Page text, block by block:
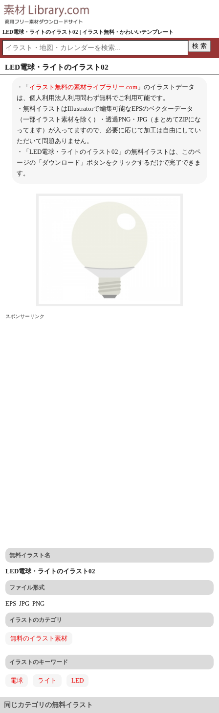
LED電球・ライトのイラスト02 | イラスト無料・かわいいテンプレート
LED電球・ライトのイラスト02
・「イラスト無料の素材ライブラリー.com」のイラストデータ
は、個人利用法人利用問わず無料でご利用可能です。
・無料イラストはIllustratorで編集可能なEPSのベクターデータ
（一部イラスト素材を除く）・透過PNG・JPG（まとめてZIPにな
ってます）が入ってますので、必要に応じて加工は自由にしてい
ただいて問題ありません。
・「LED電球・ライトのイラスト02」の無料イラストは、このペ
ージの「ダウンロード」ボタンをクリックするだけで完了できま
す。
スポンサーリンク
無料イラスト名
LED電球・ライトのイラスト02
ファイル形式
EPSJPGPNG
イラストのカテゴリ
無料のイラスト素材
イラストのキーワード
電球 ライト LED
同じカテゴリの無料イラスト